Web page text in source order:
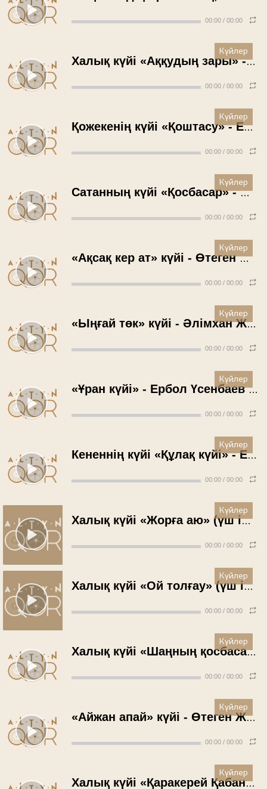
00:00 / 00:00
Халық күйі «Аққудың зары» - Елемес Таласбайұлы (1998 жыл)
00:00 / 00:00
Күйлер
Қожекенің күйі «Қоштасу» - Елемес Таласбайұлы (1998 жыл)
00:00 / 00:00
Күйлер
Сатанның күйі «Қосбасар» - Жақсылық Омашев (1998 жыл)
00:00 / 00:00
Күйлер
«Ақсақ кер ат» күйі - Өтеген Жұмашев (1997 жыл)
00:00 / 00:00
Күйлер
«Ыңғай төк» күйі - Әлімхан Жүзбай (1997 жыл)
00:00 / 00:00
Күйлер
«Ұран күйі» - Ербол Үсенбаев (1997 жыл)
00:00 / 00:00
Күйлер
Кененнің күйі «Құлақ күйі» - Ербол Үсенбаев (1997 жыл)
00:00 / 00:00
Күйлер
Халық күйі «Жорға аю» (үш ішекті домбыра) - Жарқын Шәкәрім (1992 жыл)
00:00 / 00:00
Күйлер
Халық күйі «Ой толғау» (үш ішекті домбыра) - Жарқын Шәкәрім (1992 жыл)
00:00 / 00:00
Күйлер
Халық күйі «Шаңның қосбасары» - Сәкен Әбішев (1992 жыл)
00:00 / 00:00
Күйлер
«Айжан апай» күйі - Өтеген Жұмашев (1992 жыл)
00:00 / 00:00
Күйлер
Халық күйі «Қаракерей Қабанбай» - Жарқын Шәкәрім (1992 жыл)
Күйлер